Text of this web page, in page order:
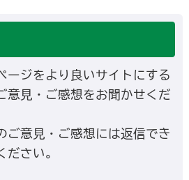
ージをより良いサイトにする
意見・ご感想をお聞かせくだ
ご意見・ご感想には返信でき
ださい。